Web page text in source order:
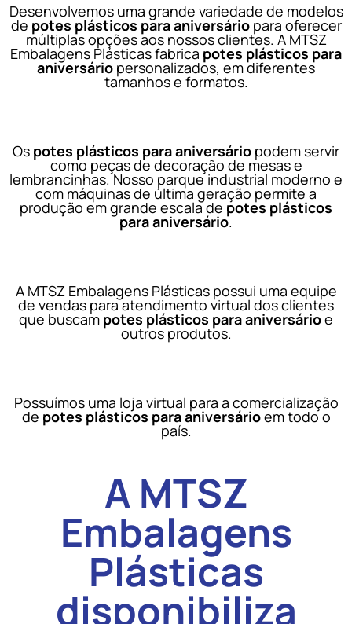
Desenvolvemos uma grande variedade de modelos
de potes plásticos para aniversáriopara oferecer
múltiplas opções aos nossos clientes. A MTSZ
Embalagens Plásticas fabrica potes plásticos para
aniversário personalizados, em diferentes
tamanhos e formatos.
Os potes plásticos para aniversário podem servir
como peças de decoração de mesas e
lembrancinhas. Nosso parque industrial moderno e
com máquinas de última geração permite a
produção em grande escala de potes plásticos
para aniversário.
A MTSZ Embalagens Plásticas possui uma equipe
de vendas para atendimento virtual dos clientes
que buscam potes plásticos para aniversárioe
outros produtos.
Possuímos uma loja virtual para a comercialização
de potes plásticos para aniversárioem todo o
país.
A MTSZ
Embalagens
Plásticas
disponibiliza